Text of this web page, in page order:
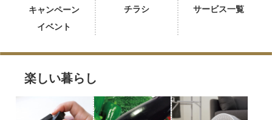
キャンペーン
イベント
チラシ サービス一覧
楽しい暮らし